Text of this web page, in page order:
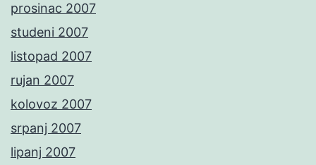
prosinac 2007
studeni 2007
listopad 2007
rujan 2007
kolovoz 2007
srpanj 2007
lipanj 2007